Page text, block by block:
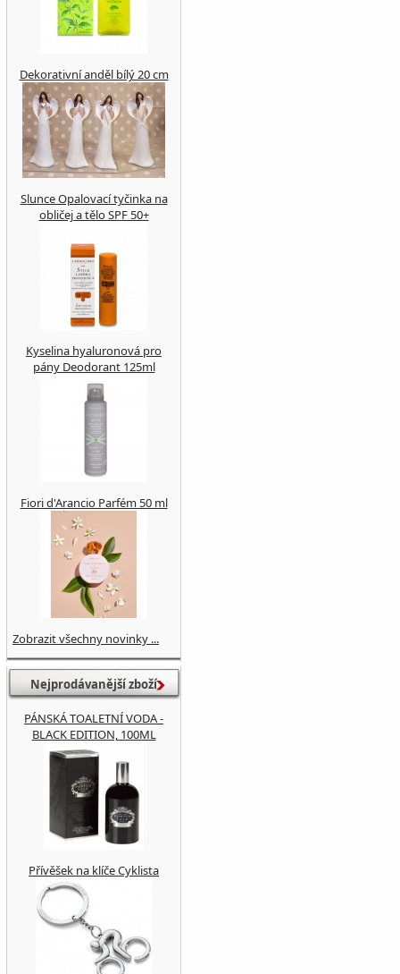
Dekorativní anděl bílý 20 cm
Slunce Opalovací tyčinka na
obličej a tělo SPF 50+
Kyselina hyaluronová pro
pány Deodorant 125ml
Fiori d'Arancio Parfém 50 ml
Zobrazit všechny novinky ...
Nejprodávanější zboží
PÁNSKÁ TOALETNÍ VODA -
BLACK EDITION, 100ML
Přívěšek na klíče Cyklista